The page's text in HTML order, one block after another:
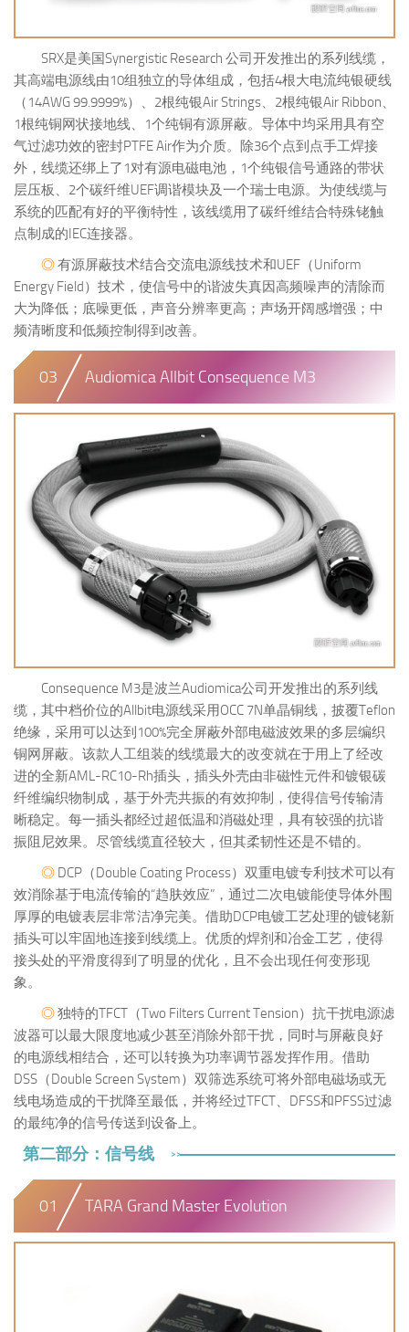
SRX是美国Synergistic Research 公司开发推出的系列线缆，
其高端电源线由10组独立的导体组成，包括4根大电流纯银硬线
（14AWG 99.9999%）、2根纯银Air Strings、2根纯银Air Ribbon、
1根纯铜网状接地线、1个纯铜有源屏蔽。导体中均采用具有空
气过滤功效的密封PTFE Air作为介质。除36个点到点手工焊接
外，线缆还绑上了1对有源电磁电池，1个纯银信号通路的带状
层压板、2个碳纤维UEF调谐模块及一个瑞士电源。为使线缆与
系统的匹配有好的平衡特性，该线缆用了碳纤维结合特殊铑触
点制成的IEC连接器。
◎有源屏蔽技术结合交流电源线技术和UEF（Uniform
Energy Field）技术，使信号中的谐波失真因高频噪声的清除而
大为降低；底噪更低，声音分辨率更高；声场开阔感增强；中
频清晰度和低频控制得到改善。
03 Audiomica Allbit Consequence M3
Consequence M3是波兰Audiomica公司开发推出的系列线
缆，其中档价位的Allbit电源线采用OCC 7N单晶铜线，披覆Teflon
绝缘，采用可以达到100%完全屏蔽外部电磁波效果的多层编织
铜网屏蔽。该款人工组装的线缆最大的改变就在于用上了经改
进的全新AML-RC10-Rh插头，插头外壳由非磁性元件和镀银碳
纤维编织物制成，基于外壳共振的有效抑制，使得信号传输清
晰稳定。每一插头都经过超低温和消磁处理，具有较强的抗谐
振阻尼效果。尽管线缆直径较大，但其柔韧性还是不错的。
◎ DCP（Double Coating Process）双重电镀专利技术可以有
效消除基于电流传输的“趋肤效应”，通过二次电镀能使导体外围
厚厚的电镀表层非常洁净完美。借助DCP电镀工艺处理的镀铑新
插头可以牢固地连接到线缆上。优质的焊剂和冶金工艺，使得
接头处的平滑度得到了明显的优化，且不会出现任何变形现
象。
◎独特的TFCT（Two Filters Current Tension）抗干扰电源滤
波器可以最大限度地减少甚至消除外部干扰，同时与屏蔽良好
的电源线相结合，还可以转换为功率调节器发挥作用。借助
DSS（Double Screen System）双筛选系统可将外部电磁场或无
线电场造成的干扰降至最低，并将经过TFCT、DFSS和PFSS过滤
的最纯净的信号传送到设备上。
第二部分：信号线 >>
01 TARA Grand Master Evolution